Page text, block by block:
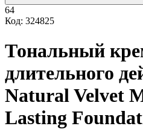
64
Код: 324825
Тональный
длительного
Natural Velvet
Lasting